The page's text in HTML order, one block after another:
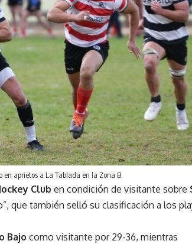
en aprietos a La Tablada en la Zona B.
Jockey Club en condición de visitante sobre
que también selló su clasificación a los
Bajo como visitante por 29-36, mientras